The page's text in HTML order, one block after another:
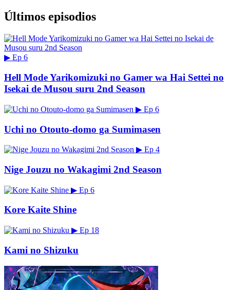
Últimos episodios
▶ Ep 6
Hell Mode Yarikomizuki no Gamer wa Hai Settei no
Isekai de Musou suru 2nd Season
▶ Ep 6
Uchi no Otouto-domo ga Sumimasen
▶ Ep 4
Nige Jouzu no Wakagimi 2nd Season
▶ Ep 6
Kore Kaite Shine
▶ Ep 18
Kami no Shizuku